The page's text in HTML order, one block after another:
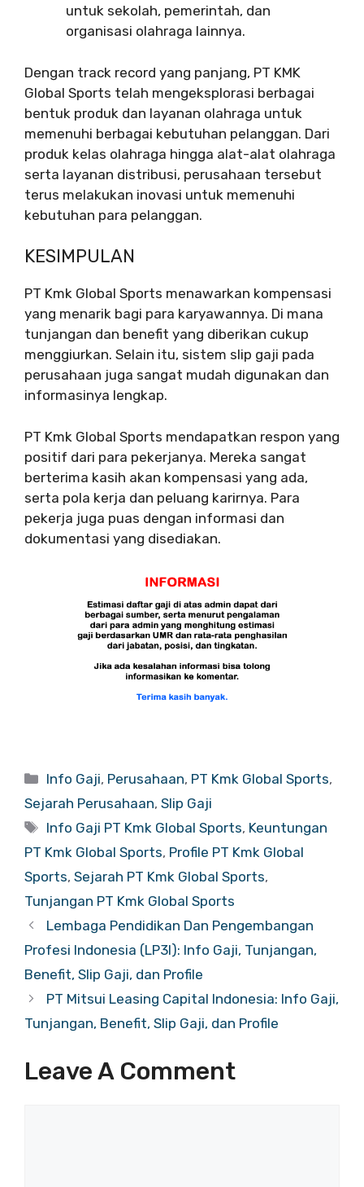
untuk sekolah, pemerintah, dan
organisasi olahraga lainnya.
Dengan track record yang panjang, PT KMK
Global Sports telah mengeksplorasi berbagai
bentuk produk dan layanan olahraga untuk
memenuhi berbagai kebutuhan pelanggan. Dari
produk kelas olahraga hingga alat-alat olahraga
serta layanan distribusi, perusahaan tersebut
terus melakukan inovasi untuk memenuhi
kebutuhan para pelanggan.
KESIMPULAN
PT Kmk Global Sports menawarkan kompensasi
yang menarik bagi para karyawannya. Di mana
tunjangan dan benefit yang diberikan cukup
menggiurkan. Selain itu, sistem slip gaji pada
perusahaan juga sangat mudah digunakan dan
informasinya lengkap.
PT Kmk Global Sports mendapatkan respon yang
positif dari para pekerjanya. Mereka sangat
berterima kasih akan kompensasi yang ada,
serta pola kerja dan peluang karirnya. Para
pekerja juga puas dengan informasi dan
dokumentasi yang disediakan.
Categories
Info Gaji, Perusahaan, PT Kmk Global Sports,
Sejarah Perusahaan, Slip Gaji
Tags
Info Gaji PT Kmk Global Sports, Keuntungan
PT Kmk Global Sports, Profile PT Kmk Global
Sports, Sejarah PT Kmk Global Sports,
Tunjangan PT Kmk Global Sports
Lembaga Pendidikan Dan Pengembangan
Profesi Indonesia (LP3I): Info Gaji, Tunjangan,
Benefit, Slip Gaji, dan Profile
PT Mitsui Leasing Capital Indonesia: Info Gaji,
Tunjangan, Benefit, Slip Gaji, dan Profile
Leave A Comment